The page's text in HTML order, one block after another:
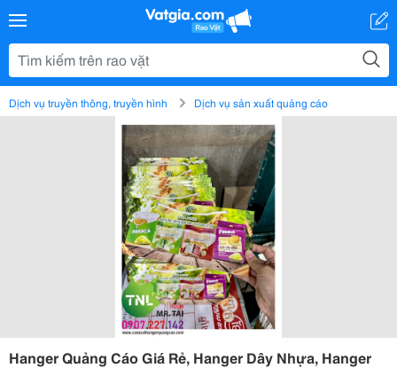
Dịch vụ truyền thông, truyền hình Dịch vụ sản xuất quảng cáo
Hanger Quảng Cáo Giá Rẻ, Hanger Dây Nhựa, Hanger